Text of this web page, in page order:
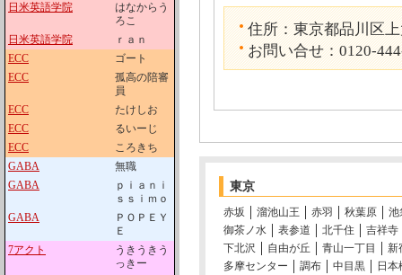
日米英語学院
はなからう
ろこ
日米英語学院
ｒａｎ
ECC
ゴート
ECC
孤高の陪審
員
ECC
たけしお
ECC
るいーじ
ECC
ころきち
GABA
無職
GABA
ｐｉａｎｉ
ｓｓｉｍｏ
GABA
ＰＯＰＥＹ
Ｅ
7アクト
うきうきう
っきー
住所：東京都品川区
お問い合せ：0120-
東京
赤坂 溜池山王 赤羽 秋葉原
池
御茶ノ水
表参道 北千住
吉祥寺
下北沢
自由が丘 青山一丁目
新
多摩センター
調布 中目黒
日本